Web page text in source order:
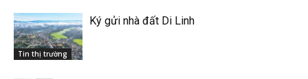
Tin thị trường
Ký gửi nhà đất Di Linh